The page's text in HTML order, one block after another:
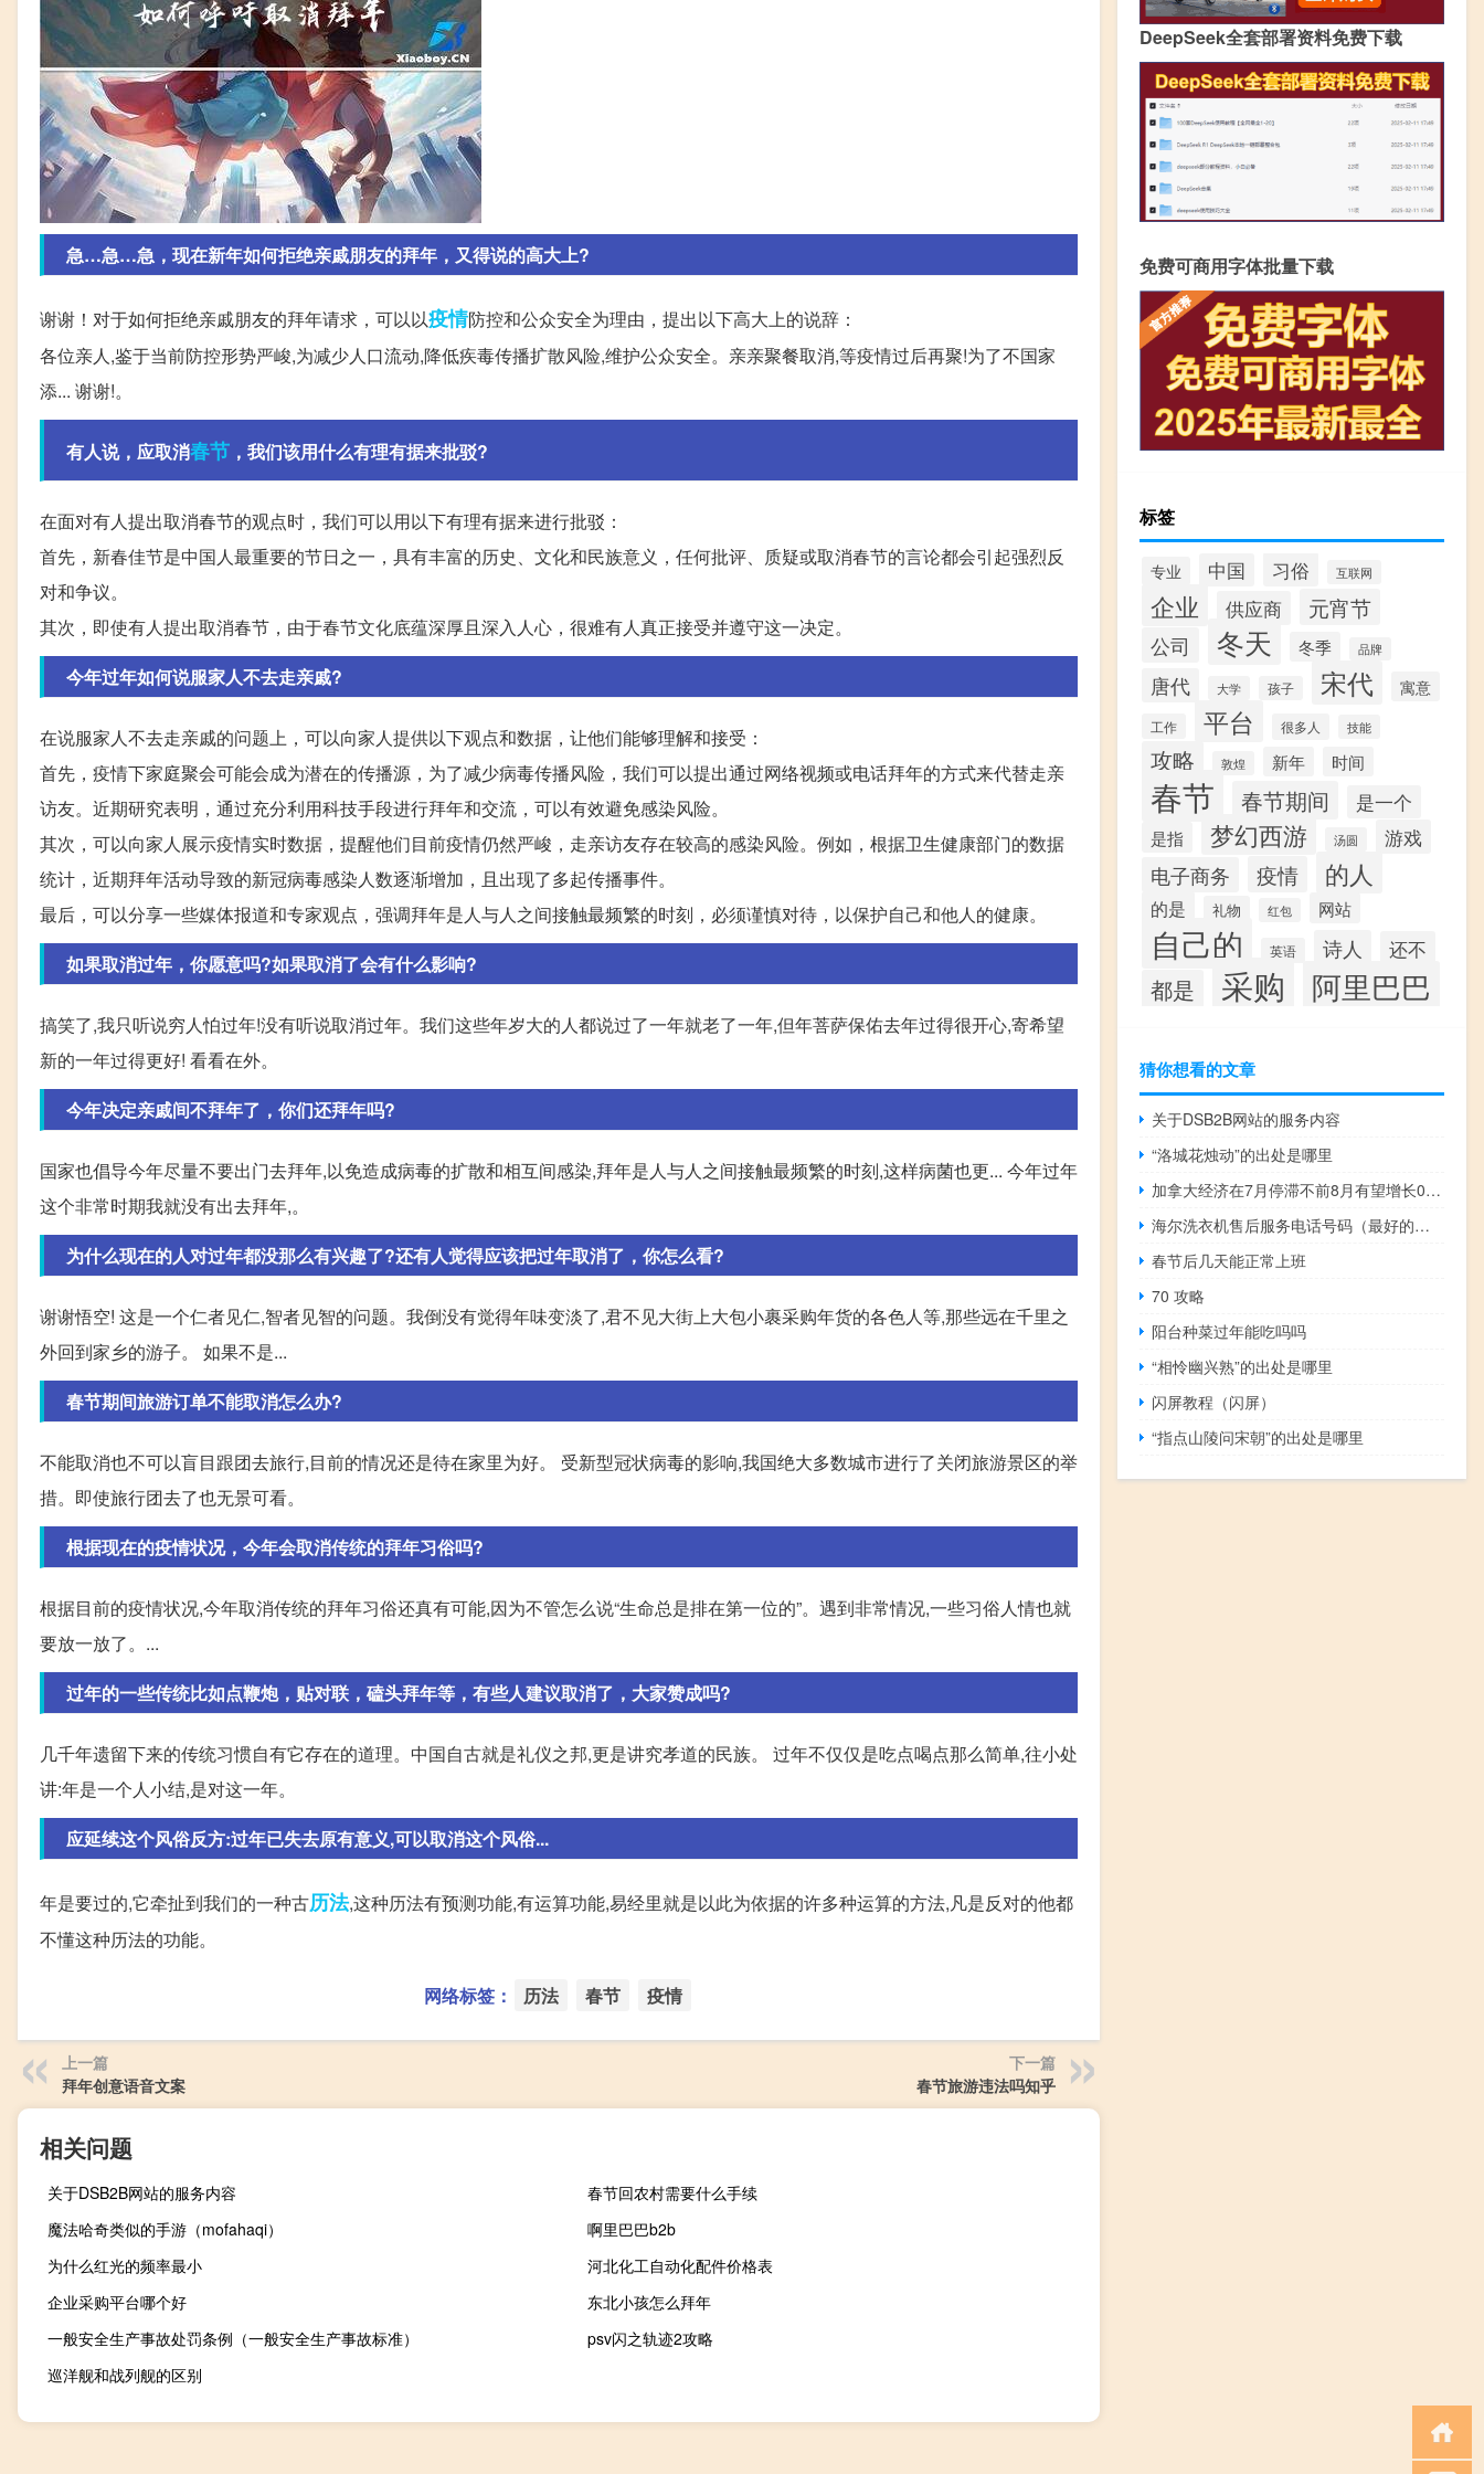
急…急…急，现在新年如何拒绝亲戚朋友的拜年，又得说的高大上?
谢谢！对于如何拒绝亲戚朋友的拜年请求，可以以疫情防控和公众安全为理由，提出以下高大上的说辞：
各位亲人,鉴于当前防控形势严峻,为减少人口流动,降低疾毒传播扩散风险,维护公众安全。亲亲聚餐取消,等疫情过后再聚!为了不国家
添... 谢谢!。
有人说，应取消春节 ，我们该用什么有理有据来批驳?
在面对有人提出取消春节的观点时，我们可以用以下有理有据来进行批驳：
首先，新春佳节是中国人最重要的节日之一，具有丰富的历史、文化和民族意义，任何批评、质疑或取消春节的言论都会引起强烈反
对和争议。
其次，即使有人提出取消春节，由于春节文化底蕴深厚且深入人心，很难有人真正接受并遵守这一决定。
今年过年如何说服家人不去走亲戚?
在说服家人不去走亲戚的问题上，可以向家人提供以下观点和数据，让他们能够理解和接受：
首先，疫情下家庭聚会可能会成为潜在的传播源，为了减少病毒传播风险，我们可以提出通过网络视频或电话拜年的方式来代替走亲
访友。近期研究表明，通过充分利用科技手段进行拜年和交流，可以有效避免感染风险。
其次，可以向家人展示疫情实时数据，提醒他们目前疫情仍然严峻，走亲访友存在较高的感染风险。例如，根据卫生健康部门的数据
统计，近期拜年活动导致的新冠病毒感染人数逐渐增加，且出现了多起传播事件。
最后，可以分享一些媒体报道和专家观点，强调拜年是人与人之间接触最频繁的时刻，必须谨慎对待，以保护自己和他人的健康。
如果取消过年，你愿意吗?如果取消了会有什么影响?
搞笑了,我只听说穷人怕过年!没有听说取消过年。我们这些年岁大的人都说过了一年就老了一年,但年菩萨保佑去年过得很开心,寄希望
新的一年过得更好! 看看在外。
今年决定亲戚间不拜年了，你们还拜年吗?
国家也倡导今年尽量不要出门去拜年,以免造成病毒的扩散和相互间感染,拜年是人与人之间接触最频繁的时刻,这样病菌也更... 今年过年
这个非常时期我就没有出去拜年,。
为什么现在的人对过年都没那么有兴趣了?还有人觉得应该把过年取消了，你怎么看?
谢谢悟空! 这是一个仁者见仁,智者见智的问题。我倒没有觉得年味变淡了,君不见大街上大包小裹采购年货的各色人等,那些远在千里之
外回到家乡的游子。 如果不是...
春节期间旅游订单不能取消怎么办?
不能取消也不可以盲目跟团去旅行,目前的情况还是待在家里为好。 受新型冠状病毒的影响,我国绝大多数城市进行了关闭旅游景区的举
措。即使旅行团去了也无景可看。
根据现在的疫情状况，今年会取消传统的拜年习俗吗?
根据目前的疫情状况,今年取消传统的拜年习俗还真有可能,因为不管怎么说“生命总是排在第一位的”。遇到非常情况,一些习俗人情也就
要放一放了。...
过年的一些传统比如点鞭炮，贴对联，磕头拜年等，有些人建议取消了，大家赞成吗?
几千年遗留下来的传统习惯自有它存在的道理。中国自古就是礼仪之邦,更是讲究孝道的民族。 过年不仅仅是吃点喝点那么简单,往小处
讲:年是一个人小结,是对这一年。
应延续这个风俗反方:过年已失去原有意义,可以取消这个风俗...
年是要过的,它牵扯到我们的一种古历法,这种历法有预测功能,有运算功能,易经里就是以此为依据的许多种运算的方法,凡是反对的他都
不懂这种历法的功能。
网络标签： 历法 春节 疫情
上一篇
拜年创意语音文案
下一篇
春节旅游违法吗知乎
相关问题
关于DSB2B网站的服务内容
春节回农村需要什么手续
魔法哈奇类似的手游（mofahaqi）
啊里巴巴b2b
为什么红光的频率最小
河北化工自动化配件价格表
企业采购平台哪个好
东北小孩怎么拜年
一般安全生产事故处罚条例（一般安全生产事故标准）
psv闪之轨迹2攻略
巡洋舰和战列舰的区别
DeepSeek全套部署资料免费下载
免费可商用字体批量下载
标签
专业 中国 习俗 互联网
企业 供应商 元宵节
公司 冬天 冬季 品牌
唐代 大学 孩子 宋代 寓意
工作 平台 很多人 技能
攻略 敦煌 新年 时间
春节 春节期间 是一个
是指 梦幻西游 汤圆 游戏
电子商务 疫情 的人
的是 礼物 红包 网站
自己的 英语 诗人 还不
都是 采购 阿里巴巴
猜你想看的文章
关于DSB2B网站的服务内容
“洛城花烛动”的出处是哪里
加拿大经济在7月停滞不前8月有望增长0.1%
海尔洗衣机售后服务电话号码（最好的洗衣机品牌）
春节后几天能正常上班
70 攻略
阳台种菜过年能吃吗吗
“相怜幽兴熟”的出处是哪里
闪屏教程（闪屏）
“指点山陵问宋朝”的出处是哪里